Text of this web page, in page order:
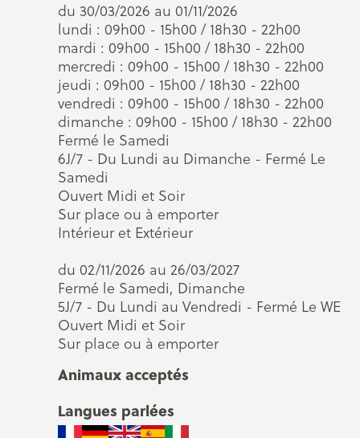
du 30/03/2026 au 01/11/2026
lundi : 09h00 - 15h00 / 18h30 - 22h00
mardi : 09h00 - 15h00 / 18h30 - 22h00
mercredi : 09h00 - 15h00 / 18h30 - 22h00
jeudi : 09h00 - 15h00 / 18h30 - 22h00
vendredi : 09h00 - 15h00 / 18h30 - 22h00
dimanche : 09h00 - 15h00 / 18h30 - 22h00
Fermé le Samedi
6J/7 - Du Lundi au Dimanche - Fermé Le
Samedi
Ouvert Midi et Soir
Sur place ou à emporter
Intérieur et Extérieur
du 02/11/2026 au 26/03/2027
Fermé le Samedi, Dimanche
5J/7 - Du Lundi au Vendredi - Fermé Le WE
Ouvert Midi et Soir
Sur place ou à emporter
Animaux acceptés
Langues parlées